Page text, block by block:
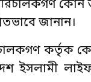
কোন
জানান।
কর্তৃক
লাইফ